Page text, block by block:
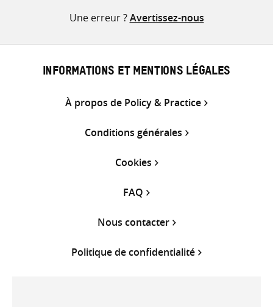
Une erreur ?Avertissez-nous
INFORMATIONS ET MENTIONS LÉGALES
À propos de Policy & Practice
Conditions générales
Cookies
FAQ
Nous contacter
Politique de confidentialité